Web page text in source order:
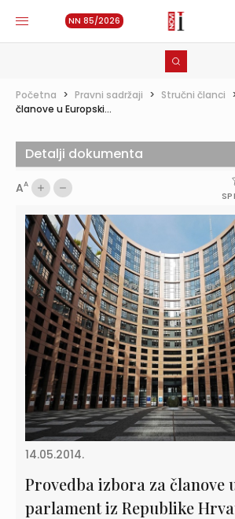
NN 85/2026
Početna > Pravni sadržaji > Stručni članci
članove u Europski...
AA
14.05.2014.
Provedba izbora za članove
parlament iz Republike
Detalji dokumenta